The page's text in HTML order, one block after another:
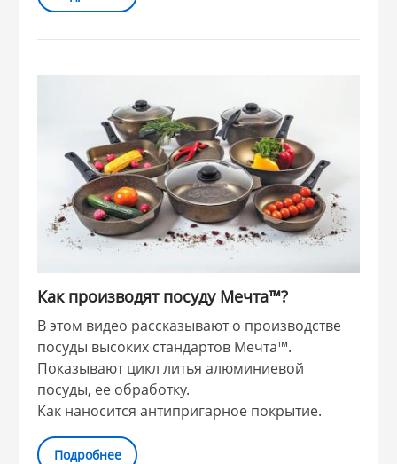
Как производят посуду Мечта™?
В этом видео рассказывают о производстве
посуды высоких стандартов Мечта™.
Показывают цикл литья алюминиевой
посуды, ее обработку.
Как наносится антипригарное покрытие.
Подробнее